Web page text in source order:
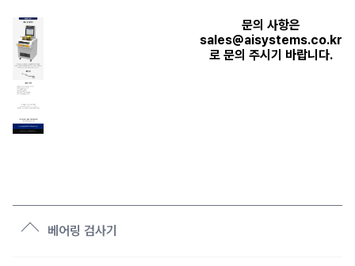
문의 사항은
sales@aisystems.co.kr
로 문의 주시기 바랍니다.
베어링 검사기